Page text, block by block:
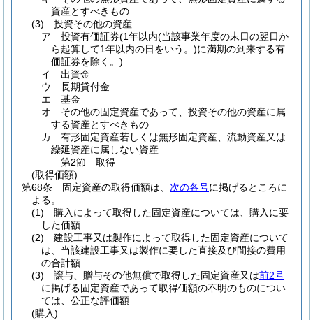
資産とすべきもの
(3)
投資その他の資産
ア
投資有価証券(1年以内(当該事業年度の末日の翌日か
ら起算して1年以内の日をいう。)に満期の到来する有
価証券を除く。)
イ
出資金
ウ
長期貸付金
エ
基金
オ
その他の固定資産であって、投資その他の資産に属
する資産とすべきもの
カ
有形固定資産若しくは無形固定資産、流動資産又は
繰延資産に属しない資産
第2節
取得
(取得価額)
第68条
固定資産の取得価額は、 次の各号に掲げるところに
よる。
(1)
購入によって取得した固定資産については、購入に要
した価額
(2)
建設工事又は製作によって取得した固定資産について
は、当該建設工事又は製作に要した直接及び間接の費用
の合計額
(3)
譲与、贈与その他無償で取得した固定資産又は前2号
に掲げる固定資産であって取得価額の不明のものについ
ては、公正な評価額
(購入)